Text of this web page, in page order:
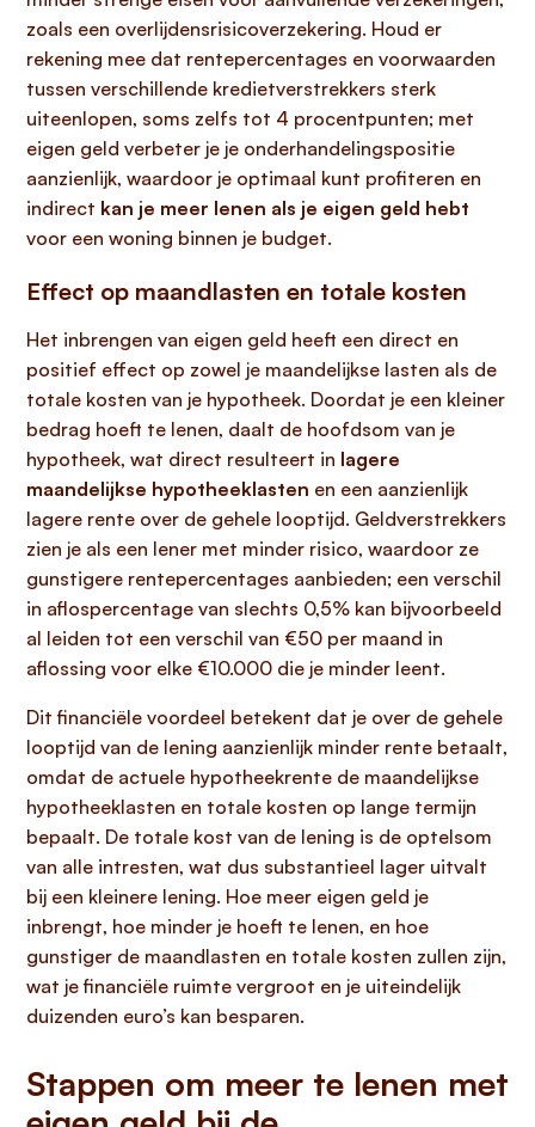
zoals een overlijdensrisicoverzekering. Houd er
rekening mee dat rentepercentages en voorwaarden
tussen verschillende kredietverstrekkers sterk
uiteenlopen, soms zelfs tot 4 procentpunten; met
eigen geld verbeter je je onderhandelingspositie
aanzienlijk, waardoor je optimaal kunt profiteren en
indirect kan je meer lenen als je eigen geld hebt
voor een woning binnen je budget.
Effect op maandlasten en totale kosten
Het inbrengen van eigen geld heeft een direct en
positief effect op zowel je maandelijkse lasten als de
totale kosten van je hypotheek. Doordat je een kleiner
bedrag hoeft te lenen, daalt de hoofdsom van je
hypotheek, wat direct resulteert in lagere
maandelijkse hypotheeklasten en een aanzienlijk
lagere rente over de gehele looptijd. Geldverstrekkers
zien je als een lener met minder risico, waardoor ze
gunstigere rentepercentages aanbieden; een verschil
in aflospercentage van slechts 0,5% kan bijvoorbeeld
al leiden tot een verschil van €50 per maand in
aflossing voor elke €10.000 die je minder leent.
Dit financiële voordeel betekent dat je over de gehele
looptijd van de lening aanzienlijk minder rente betaalt,
omdat de actuele hypotheekrente de maandelijkse
hypotheeklasten en totale kosten op lange termijn
bepaalt. De totale kost van de lening is de optelsom
van alle intresten, wat dus substantieel lager uitvalt
bij een kleinere lening. Hoe meer eigen geld je
inbrengt, hoe minder je hoeft te lenen, en hoe
gunstiger de maandlasten en totale kosten zullen zijn,
wat je financiële ruimte vergroot en je uiteindelijk
duizenden euro’s kan besparen.
Stappen om meer te lenen met